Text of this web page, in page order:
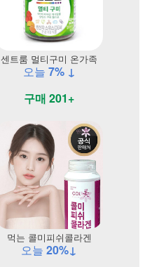
센트룸 멀티구미 온가족
오늘 7% ↓
구매 201+
먹는 콜미피쉬콜라겐
오늘 20%↓